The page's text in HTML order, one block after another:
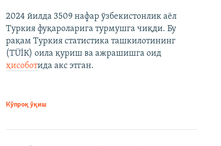
2024 йилда 3509 нафар ўзбекистонлик аёл
Туркия фуқароларига турмушга чиқди. Бу
рақам Туркия статистика ташкилотининг
(ТÜİК) оила қуриш ва ажрашишга оид
ҳисоботида акс этган.
Кўпроқ ўқиш